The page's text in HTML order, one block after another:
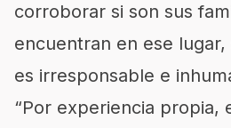
corroborar si son sus
encuentran en ese
es irresponsable e
“Por experiencia propia,